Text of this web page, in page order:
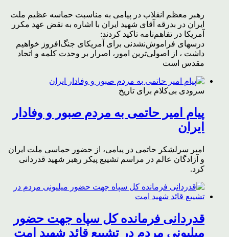
رهبر معظم انقلاب در پیامی به مناسبت حماسه عظیم ملت
ایران در بدرقه آقای شهید ایران با اشاره به نقض عهد مکرر
آمریکا در تفاهم‌نامه تاکید کردند:
درسهای فراموش‌نشدنی برای آمریکای جنگ‌افروز خواهیم
داشت ، از اصولی‌ترین امور، اصرار بر وحدت کلمه و اتحاد
مقدس است
سرودی بی‌کلام برای تاریخ
پیام امیر حاتمی به مردم صبور و وفادار
ایران
امیر سرلشکر حاتمی در پیامی، از حضور حماسی ملت ایران
و آزادگان عالم در مراسم تشییع پیکر رهبر شهید قدردانی
کرد.
قدردانی فرمانده کل سپاه جهت حضور
میلیونی مردم در تشییع قائد شهید امت